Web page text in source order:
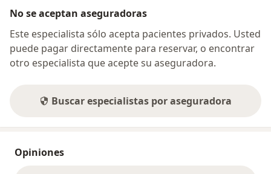
No se aceptan aseguradoras
Este especialista sólo acepta pacientes privados. Usted
puede pagar directamente para reservar, o encontrar
otro especialista que acepte su aseguradora.
Buscar especialistas por aseguradora
Opiniones